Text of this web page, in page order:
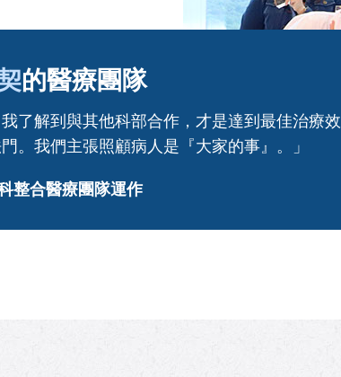
的醫療團隊
我了解到與其他科部合作，才是達到最佳治療效
。我們主張照顧病人是『大家的事』。」
整合醫療團隊運作